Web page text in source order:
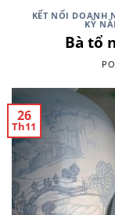
KẾT NỐI DOANH
KỸ
Bà tổ
26
Th11